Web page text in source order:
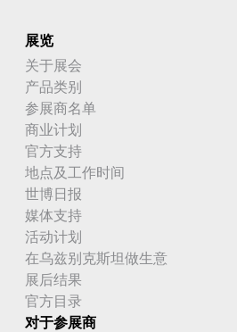
展览
关于展会
产品类别
参展商名单
商业计划
官方支持
地点及工作时间
世博日报
媒体支持
活动计划
在乌兹别克斯坦做生意
展后结果
官方目录
对于参展商